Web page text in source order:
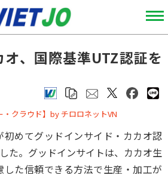
、国際基準UTZ認証を
・クラウド】by チロロネットVN
めてグッドインサイド・カカオ認
た。グッドインサイトは、カカオ生
た信頼できる方法で生産・加工が